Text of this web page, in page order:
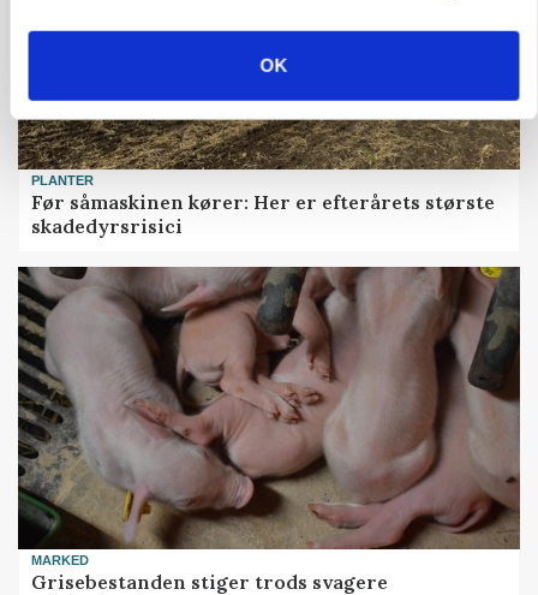
OK
PLANTER
Før såmaskinen kører: Her er efterårets største
skadedyrsrisici
MARKED
Grisebestanden stiger trods svagere